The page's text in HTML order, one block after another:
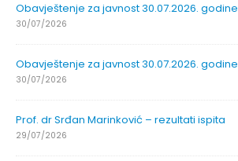
Obavještenje za javnost 30.07.2026. godine
30/07/2026
Obavještenje za javnost 30.07.2026. godine
30/07/2026
Prof. dr Srđan Marinković – rezultati ispita
29/07/2026